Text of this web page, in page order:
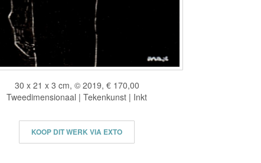
30 x 21 x 3 cm, © 2019, € 170,00
Tweedimensionaal | Tekenkunst | Inkt
KOOP DIT WERK VIA EXTO